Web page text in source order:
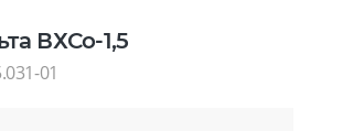
ВХСо-1,5
01